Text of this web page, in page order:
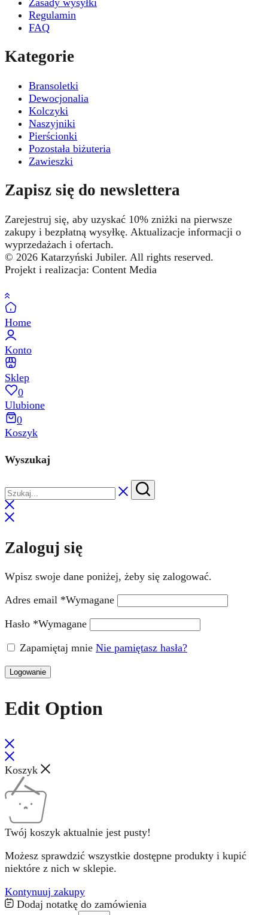
Regulamin
FAQ
Kategorie
Bransoletki
Dewocjonalia
Kolczyki
Naszyjniki
Pierścionki
Pozostała biżuteria
Zawieszki
Zapisz się do newslettera
Zarejestruj się, aby uzyskać 10% zniżki na pierwsze
zakupy i bezpłatną wysyłkę. Aktualizacje informacji o
wyprzedażach i ofertach.
© 2026 Katarzyński Jubiler. All rights reserved.
Projekt i realizacja: Content Media
Home
Konto
Sklep
0
Ulubione
0
Koszyk
Wyszukaj
Zaloguj się
Wpisz swoje dane poniżej, żeby się zalogować.
Adres email *Wymagane
Hasło *Wymagane
Zapamiętaj mnie Nie pamiętasz hasła?
Logowanie
Edit Option
Koszyk
Twój koszyk aktualnie jest pusty!
Możesz sprawdzić wszystkie dostępne produkty i kupić
niektóre z nich w sklepie.
Kontynuuj zakupy
Dodaj notatkę do zamówienia